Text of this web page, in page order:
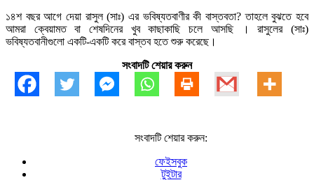
১৪শ বছর আগে দেয়া রাসুল (সাঃ) এর ভবিষ্যতবাণীর কী বাস্তবতা? তাহলে বুঝতে হবে
আমরা ক্বেয়ামত বা শেষদিনের খুব কাছাকাছি চলে আসছি । রাসুলের (সাঃ)
ভবিষ্যতবানীগুলো একটি-একটি করে বাস্তব হতে শুরু করেছে।
সংবাদটি শেয়ার করুন
সংবাদটি শেয়ার করুন:
ফেইসবুক
টুইটার